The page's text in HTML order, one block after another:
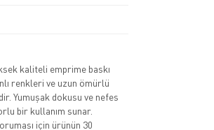
kaliteli emprime baskı
renkleri ve uzun ömürlü
Yumuşak dokusu ve nefes
bir kullanım sunar.
için ürünün 30